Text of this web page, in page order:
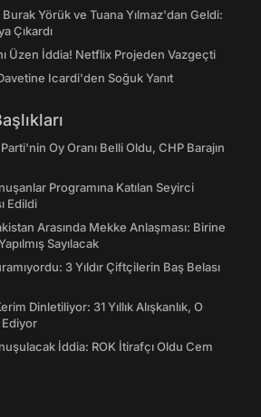
Yörük ve Tuana Yılmaz'dan Geldi:
Çıkardı
Üzen İddia! Netflix Projeden Vazgeçti
Icardi'den Soğuk Yanıt
Oy Oranı Belli Oldu, CHP Barajın
Programına Katılan Seyirci
Edildi
Arasında Mekke Anlaşması: Birine
Sayılacak
3 Yıldır Çiftçilerin Baş Belası
Dinletiliyor: 31 Yıllık Alışkanlık, O
İddia: ROK İtirafçı Oldu Cem